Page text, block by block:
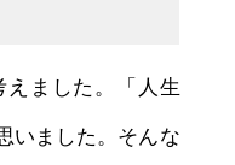
ました。「人生
いました。そんな